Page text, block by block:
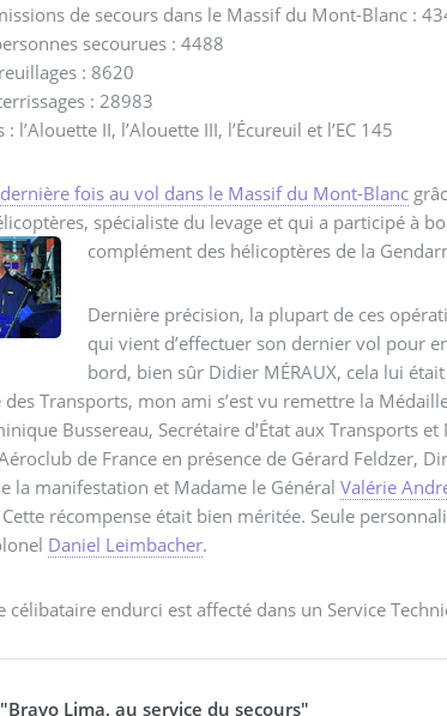
de secours dans le Massif du Mont-Blanc :
secourues : 4488
: 8620
: 28983
: l’Alouette II, l’Alouette III, l’Écureuil et l’EC 145
fois au vol dans le Massif du Mont-Blanc
spécialiste du levage et qui a participé à
complément des hélicoptères de la
Dernière précision, la plupart de ces
qui vient d’effectuer son dernier vol pour
bord, bien sûr Didier MÉRAUX, cela lui
des Transports, mon ami s’est vu remettre la
Bussereau, Secrétaire d’État aux Transports et
de France en présence de Gérard Feldzer,
la manifestation et Madame le GénéralValérie
récompense était bien méritée. Seule
Daniel Leimbacher.
célibataire endurci est affecté dans un Service
"Bravo Lima, au service du secours"